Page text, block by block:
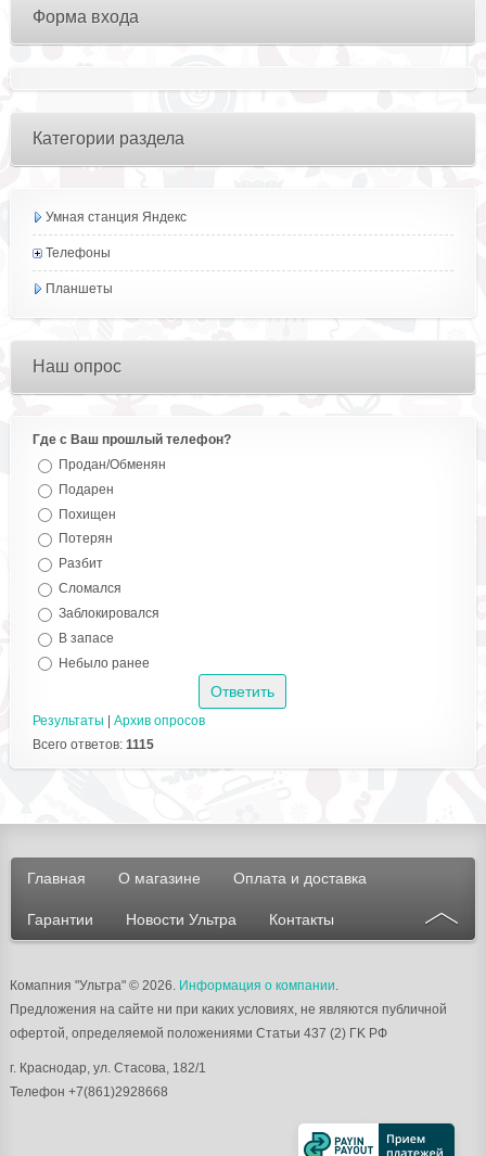
Форма входа
Категории раздела
Умная станция Яндекс
Телефоны
Планшеты
Наш опрос
Где с Ваш прошлый телефон?
Продан/Обменян
Подарен
Похищен
Потерян
Разбит
Сломался
Заблокировался
В запасе
Небыло ранее
Результаты
Архив опросов
Всего ответов: 1115
Главная О магазине Оплата и доставка
Гарантии Новости Ультра Контакты
Комапния "Ультра"© 2026. Информация о компании.
Предложения на сайте ни при каких условиях, не являются публичной
офертой, определяемой положениями Статьи 437 (2) ГK РФ
г. Краснодар, ул. Стасова, 182/1
Телефон +7(861)2928668